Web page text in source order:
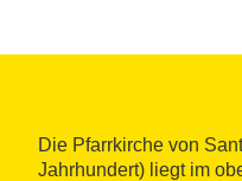
Die Pfarrkirche von
Jahrhundert) liegt im